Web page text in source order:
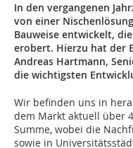
In den vergangenen
von einer
Bauweise entwickelt,
erobert. Hierzu hat der
Andreas Hartmann,
die wichtigsten
Wir befinden uns in
dem Markt aktuell über
Summe, wobei die
sowie in